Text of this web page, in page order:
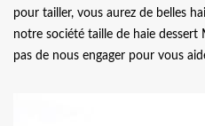
pour tailler, vous aurez de belles
notre société taille de haie dessert
pas de nous engager pour vous